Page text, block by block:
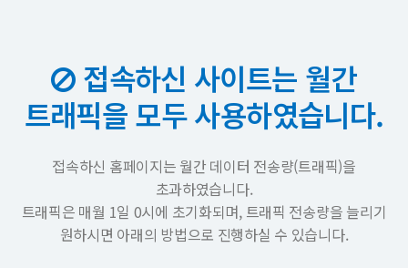
접속하신 사이트는 월간
트래픽을 모두 사용하였습니다.
접속하신 홈페이지는 월간 데이터 전송량(트래픽)을
초과하였습니다.
트래픽은 매월 1일 0시에 초기화되며, 트래픽 전송량을 늘리기
원하시면 아래의 방법으로 진행하실 수 있습니다.